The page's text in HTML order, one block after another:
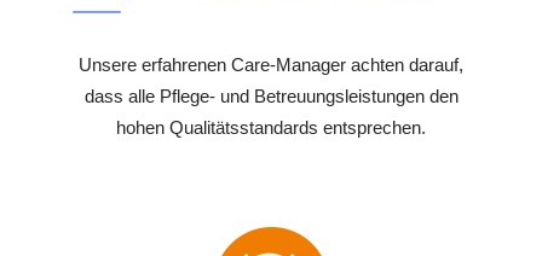
Unsere erfahrenen Care-Manager achten darauf,
dass alle Pflege- und Betreuungsleistungen den
hohen Qualitätsstandards entsprechen.